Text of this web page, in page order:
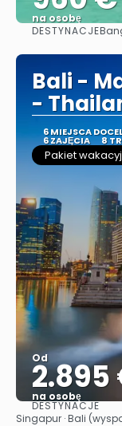
na osobę
DESTYNACJE
Bali -
-
6 MIEJSCA
6 ZAJĘCIA 8
Pakiet
Od
2.895
na osobę
DESTYNACJE
Singapur · Bali